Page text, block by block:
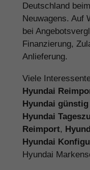
Deutschland
Neuwagens. Auf
bei
Finanzierung,
Anlieferung.
Viele
Hyundai
Hyundai
Hyundai
Reimport,
Hyundai
Hyundai